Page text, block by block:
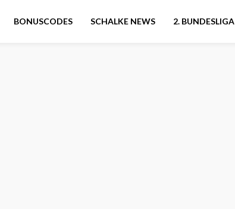
BONUSCODES SCHALKE NEWS 2. BUNDESLIGA